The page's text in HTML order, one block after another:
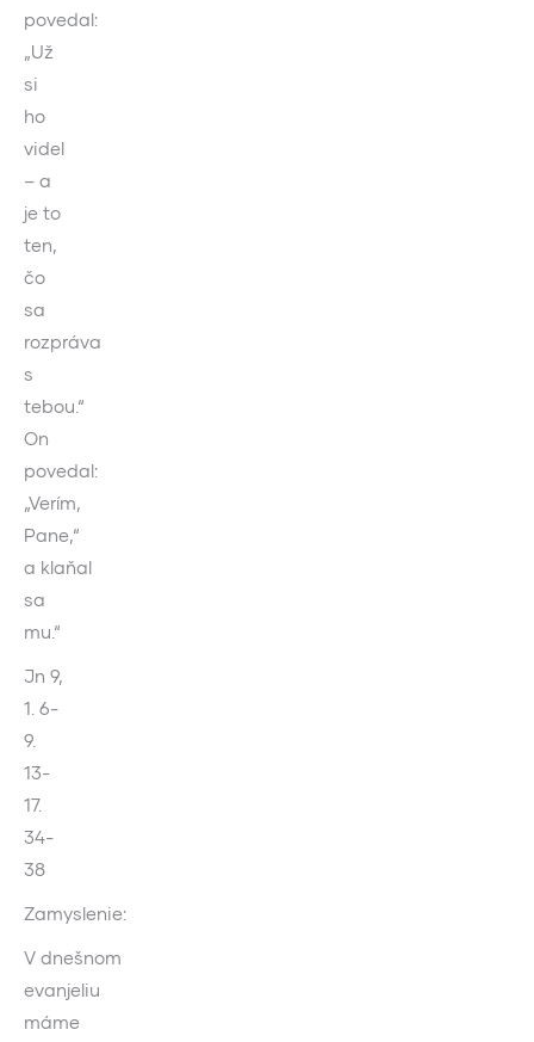
povedal:
„Už
si
ho
videl
– a
je to
ten,
čo
sa
rozpráva
s
tebou.“
On
povedal:
„Verím,
Pane,“
a klaňal
sa
mu.“
Jn 9,
1. 6-
9.
13-
17.
34-
38
Zamyslenie:
V dnešnom
evanjeliu
máme